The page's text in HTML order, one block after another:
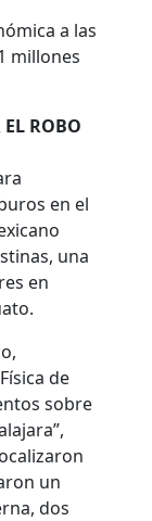
a las
millones
EL ROBO
en el
una
en
de
sobre
un
dos